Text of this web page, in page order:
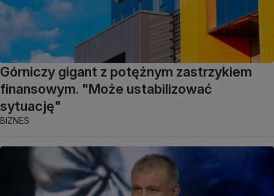
Górniczy gigant z potężnym zastrzykiem
finansowym. "Może ustabilizować
sytuację"
BIZNES